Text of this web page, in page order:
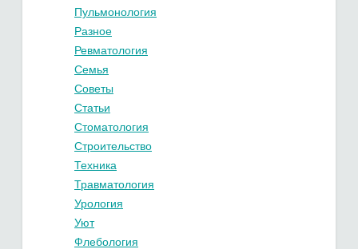
Пульмонология
Разное
Ревматология
Семья
Советы
Статьи
Стоматология
Строительство
Техника
Травматология
Урология
Уют
Флебология